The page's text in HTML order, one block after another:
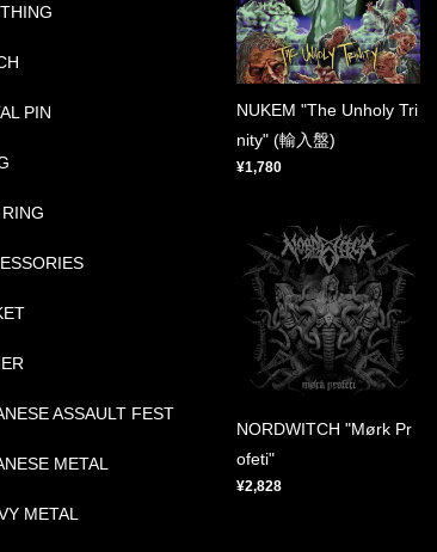
NUKEM "The Unholy Tri
nity" (輸入盤)
¥1,780
NORDWITCH "Mørk Pr
ofeti"
¥2,828
PIN
ASSAULT FEST
METAL
METAL